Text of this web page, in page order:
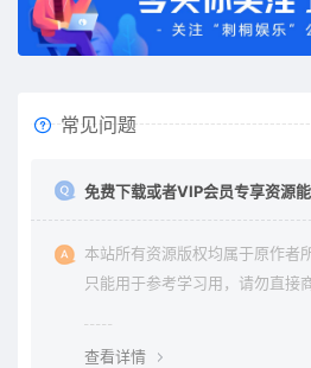
常见问题
免费下载或者VIP会员专享资源能
本站所有资源版权均属于原作者
只能用于参考学习用，请勿直接
查看详情